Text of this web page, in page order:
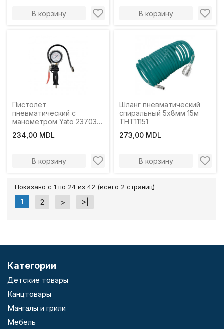
В корзину В корзину
Пистолет
пневматический с
манометром Yato 23703
234,00 MDL
В корзину
Шланг пневматический
спиральный 5х8мм 15м
THT11151
273,00 MDL
В корзину
Показано с 1 по 24 из 42 (всего 2 страниц)
1 2 > >|
Категории
Детские товары
Канцтовары
Мангалы и грили
Мебель